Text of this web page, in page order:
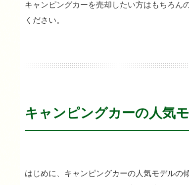
キャンピングカーを売却したい方はもちろん
ください。
キャンピングカーの人気
はじめに、キャンピングカーの人気モデルの